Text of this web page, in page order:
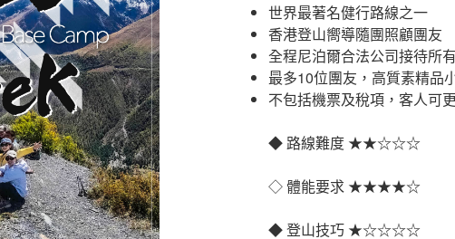
世界最著名健行路線之一
香港登山嚮導隨團照顧團友
全程尼泊爾合法公司接待所
最多10位團友，高質素精品
不包括機票及稅項，客人可
◆ 路線難度 ★★☆☆☆
◇ 體能要求 ★★★★☆
◆ 登山技巧 ★☆☆☆☆